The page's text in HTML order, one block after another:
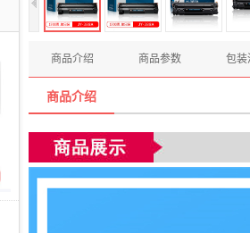
商品介绍 商品参数 包装
商品介绍